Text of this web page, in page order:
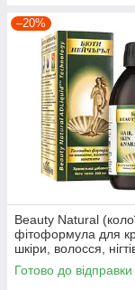
–20%
Beauty Natural
фітоформула для
шкіри, волосся,
здоров'я, для жінок,
пігментація,
Готово до відправки